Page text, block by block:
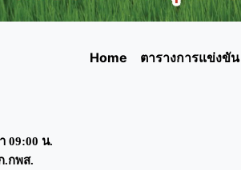
Home ตารางการแข่งขัน
09:00 น.
.กพส.